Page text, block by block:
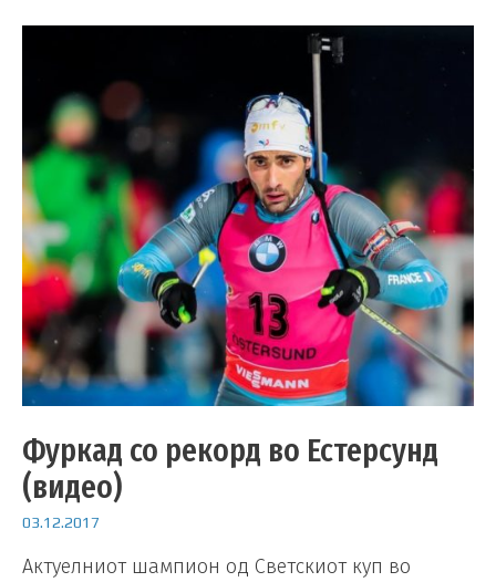
Фуркад со рекорд во Естерсунд
(видео)
03.12.2017
Актуелниот шампион од Светскиот куп во